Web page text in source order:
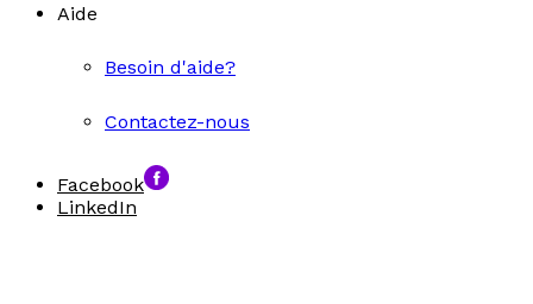
Aide
Besoin d'aide?
Contactez-nous
Facebook
LinkedIn